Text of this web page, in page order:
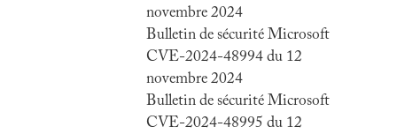
novembre 2024
Bulletin de sécurité Microsoft
CVE-2024-48994 du 12
novembre 2024
Bulletin de sécurité Microsoft
CVE-2024-48995 du 12